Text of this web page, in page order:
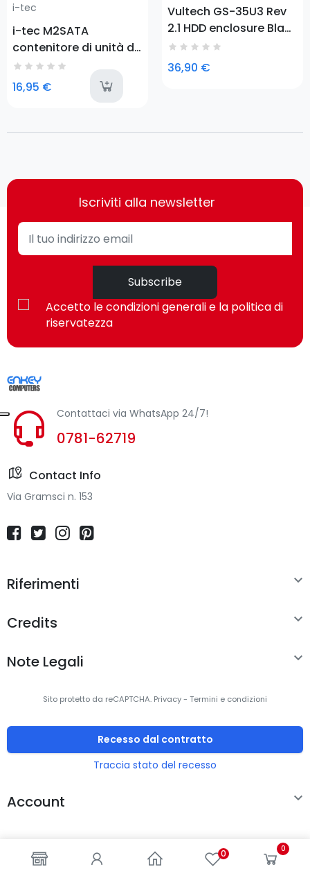
0 0
i-tec
i-tec M2SATA
contenitore di unità di
archiviazione Box
esterno SSD Metallico
2.5"
16,95 €
Vultech GS-35U3 Rev
2.1 HDD enclosure Black
3.5"
36,90 €
Iscriviti alla newsletter
Subscribe
Accetto le condizioni generali e la politica di
riservatezza
Contattaci via WhatsApp 24/7!
0781-62719
Contact Info
Via Gramsci n. 153
Riferimenti 
Credits 
Note Legali 
Sito protetto da reCAPTCHA. Privacy- Termini e condizioni
Recesso dal contratto
Traccia stato del recesso
Account 